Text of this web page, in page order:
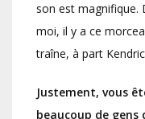
son est magnifique.
moi, il y a ce
traîne, à part
Justement, vous
beaucoup de